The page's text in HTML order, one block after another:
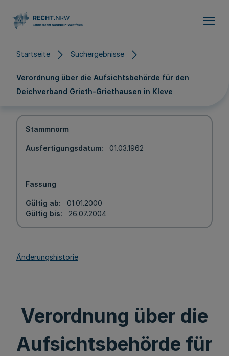
Startseite Suchergebnisse
Verordnung über die Aufsichtsbehörde für den
Deichverband Grieth-Griethausen in Kleve
Stammnorm
Ausfertigungsdatum 01.03.1962
Fassung
Gültig ab
01.01.2000
Gültig bis
26.07.2004
Änderungshistorie
Verordnung über die
Aufsichtsbehörde für